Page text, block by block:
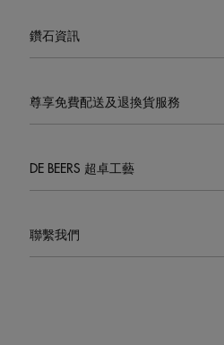
鑽石資訊
尊享免費配送及退換貨服務
DE BEERS 超卓工藝
聯繫我們